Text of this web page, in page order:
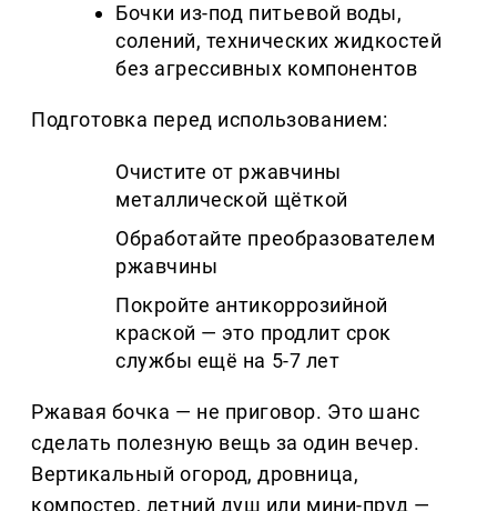
Бочки из-под питьевой воды,
солений, технических жидкостей
без агрессивных компонентов
Подготовка перед использованием:
Очистите от ржавчины
металлической щёткой
Обработайте преобразователем
ржавчины
Покройте антикоррозийной
краской — это продлит срок
службы ещё на 5-7 лет
Ржавая бочка — не приговор. Это шанс
сделать полезную вещь за один вечер.
Вертикальный огород, дровница,
компостер, летний душ или мини-пруд —